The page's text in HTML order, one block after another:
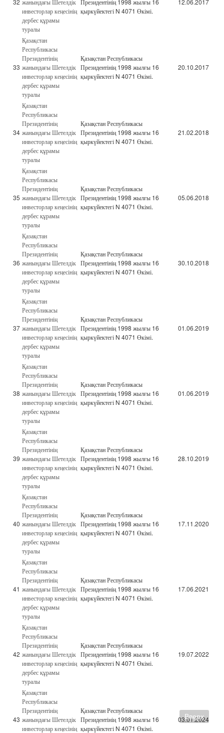
инвесторлар кеңесінің
дербес құрамы
туралы
қыркүйектегі N 4071 Өкімі.
33
Қазақстан
Республикасы
Президентінің
жанындағы Шетелдік
инвесторлар кеңесінің
дербес құрамы
туралы
Қазақстан Республикасы
Президентінің 1998 жылғы 16
қыркүйектегі N 4071 Өкімі.
20.10.2017
34
Қазақстан
Республикасы
Президентінің
жанындағы Шетелдік
инвесторлар кеңесінің
дербес құрамы
туралы
Қазақстан Республикасы
Президентінің 1998 жылғы 16
қыркүйектегі N 4071 Өкімі.
21.02.2018
35
Қазақстан
Республикасы
Президентінің
жанындағы Шетелдік
инвесторлар кеңесінің
дербес құрамы
туралы
Қазақстан Республикасы
Президентінің 1998 жылғы 16
қыркүйектегі N 4071 Өкімі.
05.06.2018
36
Қазақстан
Республикасы
Президентінің
жанындағы Шетелдік
инвесторлар кеңесінің
дербес құрамы
туралы
Қазақстан Республикасы
Президентінің 1998 жылғы 16
қыркүйектегі N 4071 Өкімі.
30.10.2018
37
Қазақстан
Республикасы
Президентінің
жанындағы Шетелдік
инвесторлар кеңесінің
дербес құрамы
туралы
Қазақстан Республикасы
Президентінің 1998 жылғы 16
қыркүйектегі N 4071 Өкімі.
01.06.2019
38
Қазақстан
Республикасы
Президентінің
жанындағы Шетелдік
инвесторлар кеңесінің
дербес құрамы
туралы
Қазақстан Республикасы
Президентінің 1998 жылғы 16
қыркүйектегі N 4071 Өкімі.
01.06.2019
39
Қазақстан
Республикасы
Президентінің
жанындағы Шетелдік
инвесторлар кеңесінің
дербес құрамы
туралы
Қазақстан Республикасы
Президентінің 1998 жылғы 16
қыркүйектегі N 4071 Өкімі.
28.10.2019
40
Қазақстан
Республикасы
Президентінің
жанындағы Шетелдік
инвесторлар кеңесінің
дербес құрамы
туралы
Қазақстан Республикасы
Президентінің 1998 жылғы 16
қыркүйектегі N 4071 Өкімі.
17.11.2020
41
Қазақстан
Республикасы
Президентінің
жанындағы Шетелдік
инвесторлар кеңесінің
дербес құрамы
туралы
Қазақстан Республикасы
Президентінің 1998 жылғы 16
қыркүйектегі N 4071 Өкімі.
17.06.2021
42
Қазақстан
Республикасы
Президентінің
жанындағы Шетелдік
инвесторлар кеңесінің
дербес құрамы
туралы
Қазақстан Республикасы
Президентінің 1998 жылғы 16
қыркүйектегі N 4071 Өкімі.
19.07.2022
43
Қазақстан
Республикасы
Президентінің
жанындағы Шетелдік
инвесторлар кеңесінің
Қазақстан Республикасы
Президентінің 1998 жылғы 16
қыркүйектегі N 4071 Өкімі.
03.01.2024
Вверх